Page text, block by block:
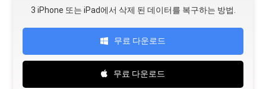
3 iPhone 또는 iPad에서 삭제 된 데이터를 복구하는 방법.
무료 다운로드
무료 다운로드